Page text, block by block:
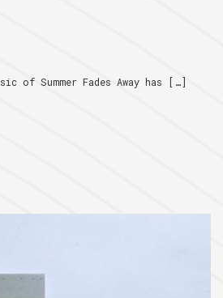
of Summer Fades Away has […]